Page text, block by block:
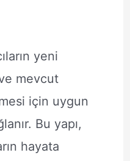
yeni
mevcut
için uygun
Bu yapı,
hayata